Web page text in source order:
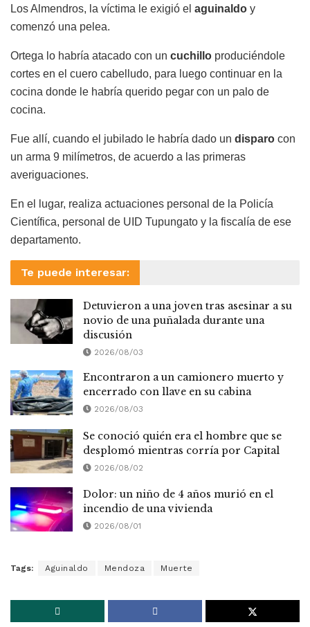
Los Almendros, la víctima le exigió el aguinaldo y
comenzó una pelea.
Ortega lo habría atacado con un cuchillo produciéndole
cortes en el cuero cabelludo, para luego continuar en la
cocina donde le habría querido pegar con un palo de
cocina.
Fue allí, cuando el jubilado le habría dado un disparo con
un arma 9 milímetros, de acuerdo a las primeras
averiguaciones.
En el lugar, realiza actuaciones personal de la Policía
Científica, personal de UID Tupungato y la fiscalía de ese
departamento.
Te puede interesar:
Detuvieron a una joven tras asesinar a su
novio de una puñalada durante una
discusión
2026/08/03
Encontraron a un camionero muerto y
encerrado con llave en su cabina
2026/08/03
Se conoció quién era el hombre que se
desplomó mientras corría por Capital
2026/08/02
Dolor: un niño de 4 años murió en el
incendio de una vivienda
2026/08/01
Tags: Aguinaldo Mendoza Muerte